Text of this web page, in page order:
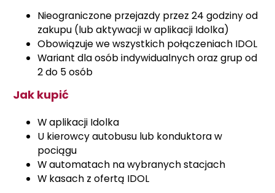
Nieograniczone przejazdy przez 24 godziny od
zakupu (lub aktywacji w aplikacji Idolka)
Obowiązuje we wszystkich połączeniach IDOL
Wariant dla osób indywidualnych oraz grup od
2 do 5 osób
Jak kupić
W aplikacji Idolka
U kierowcy autobusu lub konduktora w
pociągu
W automatach na wybranych stacjach
W kasach z ofertą IDOL